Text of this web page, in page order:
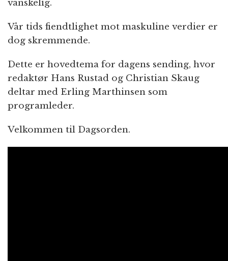
vanskelig.
Vår tids fiendtlighet mot maskuline verdier er
dog skremmende.
Dette er hovedtema for dagens sending, hvor
redaktør Hans Rustad og Christian Skaug
deltar med Erling Marthinsen som
programleder.
Velkommen til Dagsorden.